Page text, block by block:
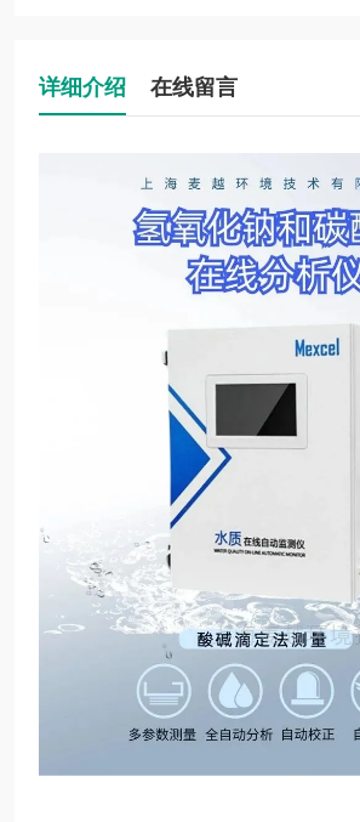
详细介绍 在线留言